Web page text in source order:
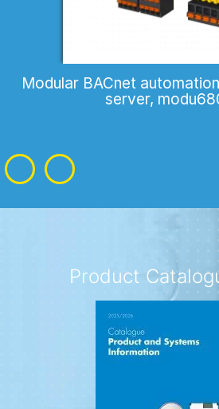
Modular BACnet
server,
Product